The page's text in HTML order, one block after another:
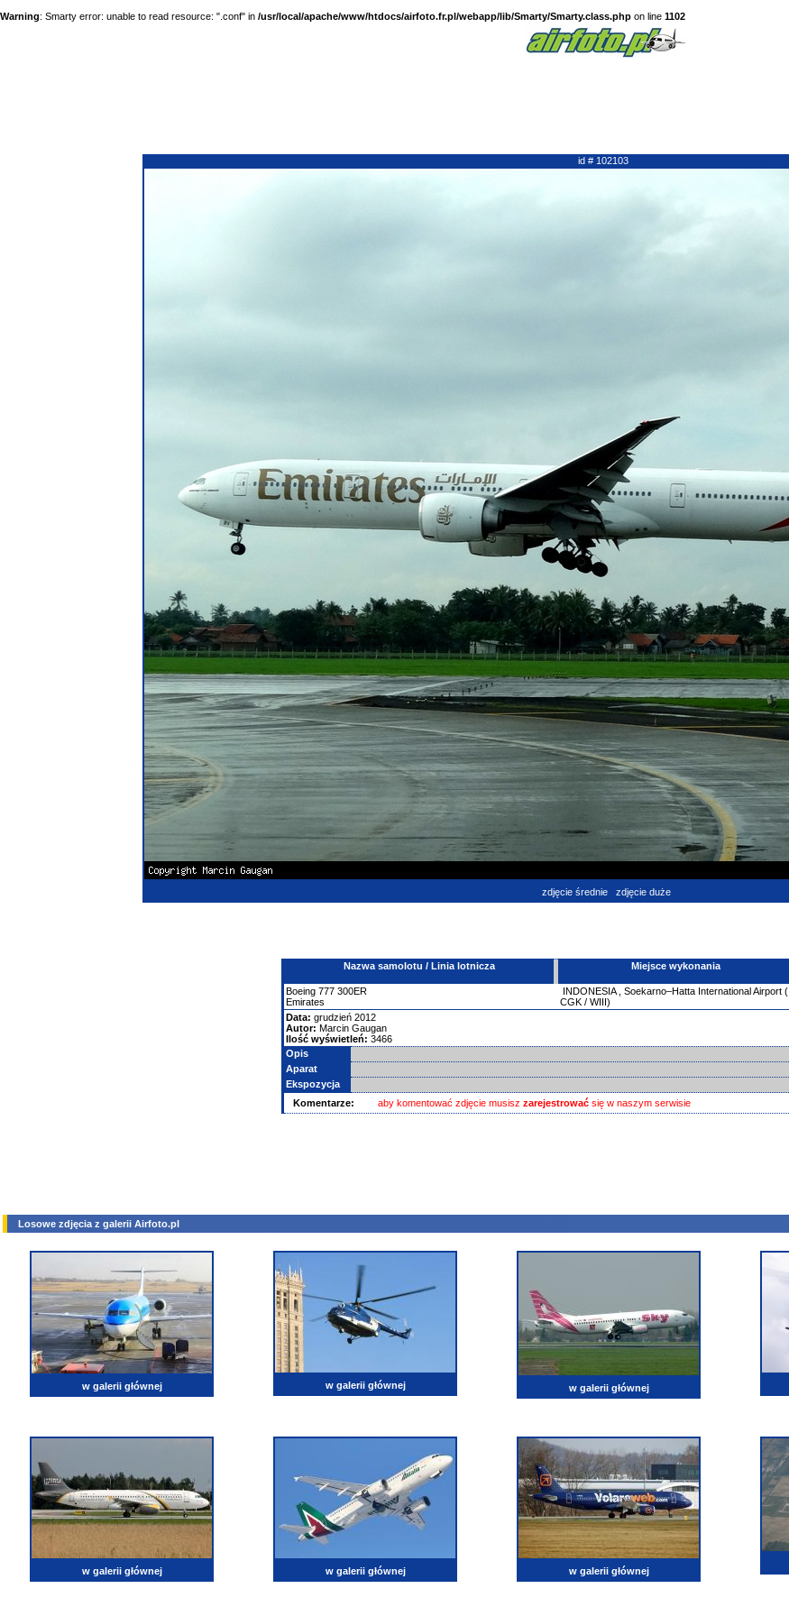
Warning: Smarty error: unable to read resource: ".conf" in /usr/local/apache/www/htdocs/airfoto.fr.pl/webapp/lib/Smarty/Smarty.class.php on line 1102
id # 102103
zdjęcie średnie zdjęcie duże
Nazwa samolotu / Linia lotnicza Miejsce wykonania
Boeing 777 300ER
Emirates
INDONESIA, Soekarno–Hatta International Airport (
CGK / WIII)
Data: grudzień 2012
Autor: Marcin Gaugan
Ilość wyświetleń: 3466
Opis
Aparat
Ekspozycja
Komentarze:
aby komentować zdjęcie musisz zarejestrować się w naszym serwisie
Losowe zdjęcia z galerii Airfoto.pl
w galerii głównej w galerii głównej w galerii głównej
w galerii głównej w galerii głównej w galerii głównej